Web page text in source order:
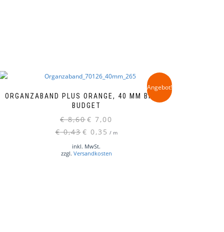
ORGANZABAND PLUS ORANGE, 40 MM BREIT,
BUDGET
Angebot!
€8,60Ursprünglicher
Preis
€ 8,60
€ 7,00
€0,43€ 0,35 / m
inkl. MwSt.
zzgl. Versandkosten